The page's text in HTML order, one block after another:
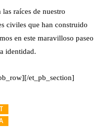
raíces de nuestro
civiles que han construido
en este maravilloso paseo
identidad.
et_pb_section]